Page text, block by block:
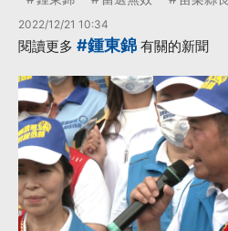
2022/12/21 10:34
閱讀更多 #鍾東錦 有關的新聞